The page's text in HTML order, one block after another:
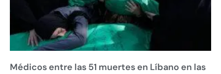
Médicos entre las 51 muertes en Líbano en las